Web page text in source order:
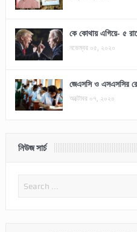
কে কোথায় এগিয়ে- ৫
নভেম্বর ০৫, ২০২০
জেএসসি ও এসএসসির
অক্টোবর ০৭, ২০২০
নিউজ সার্চ